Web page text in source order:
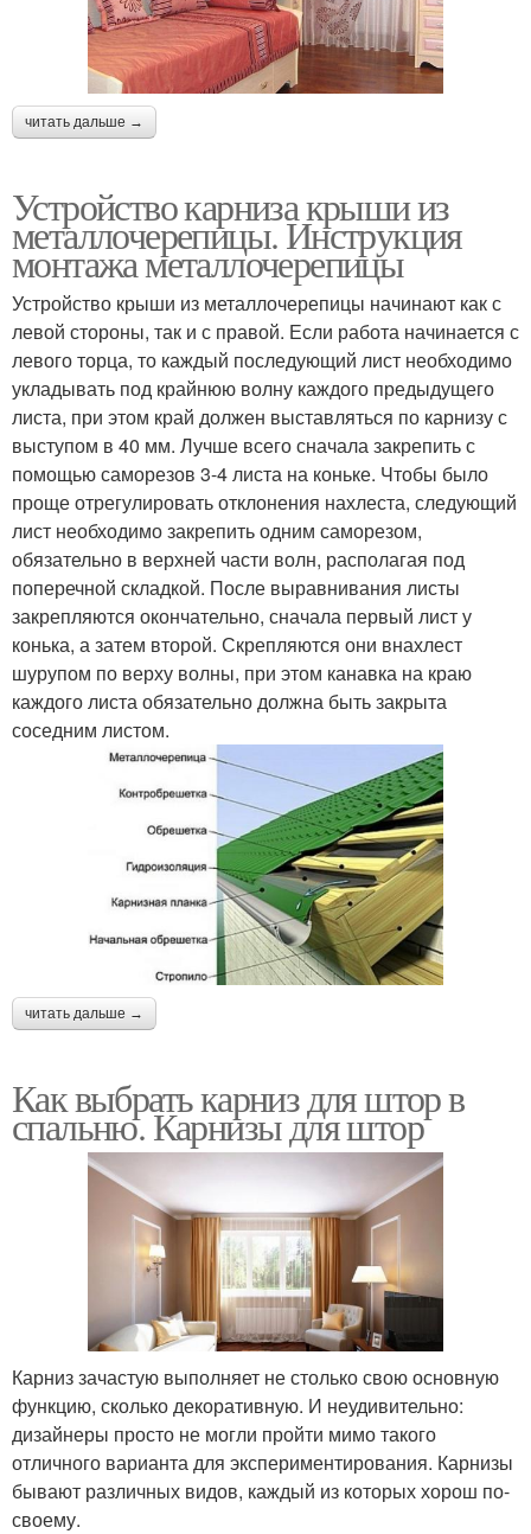
читать дальше →
Устройство карниза крыши из
металлочерепицы. Инструкция
монтажа металлочерепицы
Устройство крыши из металлочерепицы начинают как с
левой стороны, так и с правой. Если работа начинается с
левого торца, то каждый последующий лист необходимо
укладывать под крайнюю волну каждого предыдущего
листа, при этом край должен выставляться по карнизу с
выступом в 40 мм. Лучше всего сначала закрепить с
помощью саморезов 3-4 листа на коньке. Чтобы было
проще отрегулировать отклонения нахлеста, следующий
лист необходимо закрепить одним саморезом,
обязательно в верхней части волн, располагая под
поперечной складкой. После выравнивания листы
закрепляются окончательно, сначала первый лист у
конька, а затем второй. Скрепляются они внахлест
шурупом по верху волны, при этом канавка на краю
каждого листа обязательно должна быть закрыта
соседним листом.
читать дальше →
Как выбрать карниз для штор в
спальню. Карнизы для штор
Карниз зачастую выполняет не столько свою основную
функцию, сколько декоративную. И неудивительно:
дизайнеры просто не могли пройти мимо такого
отличного варианта для экспериментирования. Карнизы
бывают различных видов, каждый из которых хорош по-
своему.